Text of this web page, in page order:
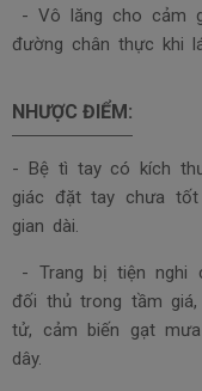
- Vô lăng cho cảm
đường chân thực khi
NHƯỢC ĐIỂM:
- Bệ tì tay có kích
giác đặt tay chưa
gian dài.
- Trang bị tiện nghi
đối thủ trong tầm
tử, cảm biến gạt
dây.